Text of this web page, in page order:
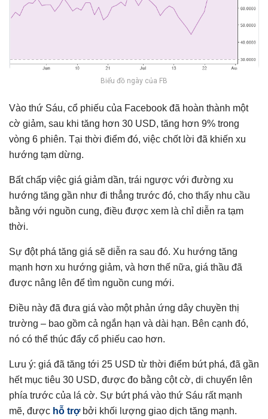
Biểu đồ ngày của FB
Vào thứ Sáu, cổ phiếu của Facebook đã hoàn thành một
cờ giảm, sau khi tăng hơn 30 USD, tăng hơn 9% trong
vòng 6 phiên. Tại thời điểm đó, việc chốt lời đã khiến xu
hướng tạm dừng.
Bất chấp việc giá giảm dần, trái ngược với đường xu
hướng tăng gần như đi thẳng trước đó, cho thấy nhu cầu
bằng với nguồn cung, điều được xem là chỉ diễn ra tạm
thời.
Sự đột phá tăng giá sẽ diễn ra sau đó. Xu hướng tăng
mạnh hơn xu hướng giảm, và hơn thế nữa, giá thầu đã
được nâng lên để tìm nguồn cung mới.
Điều này đã đưa giá vào một phản ứng dây chuyền thị
trường – bao gồm cả ngắn hạn và dài hạn. Bên cạnh đó,
nó có thể thúc đẩy cổ phiếu cao hơn.
Lưu ý: giá đã tăng tới 25 USD từ thời điểm bứt phá, đã gần
hết mục tiêu 30 USD, được đo bằng cột cờ, di chuyển lên
phía trước của lá cờ. Sự bứt phá vào thứ Sáu rất mạnh
mẽ, được hỗ trợbởi khối lượng giao dịch tăng mạnh.